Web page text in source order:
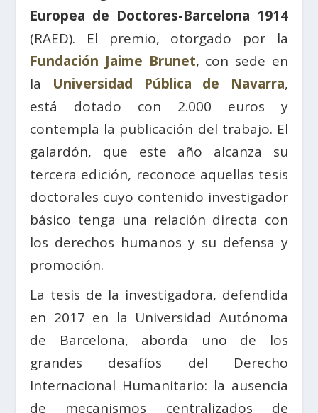
Europea de Doctores-Barcelona 1914
(RAED). El premio, otorgado por la
Fundación Jaime Brunet, con sede en
la Universidad Pública de Navarra,
está dotado con 2.000 euros y
contempla la publicación del trabajo. El
galardón, que este año alcanza su
tercera edición, reconoce aquellas tesis
doctorales cuyo contenido investigador
básico tenga una relación directa con
los derechos humanos y su defensa y
promoción.
La tesis de la investigadora, defendida
en 2017 en la Universidad Autónoma
de Barcelona, aborda uno de los
grandes desafíos del Derecho
Internacional Humanitario: la ausencia
de mecanismos centralizados de